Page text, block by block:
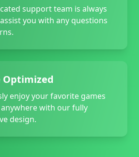
support team is always
you with any questions
Optimized
enjoy your favorite games
with our fully
design.